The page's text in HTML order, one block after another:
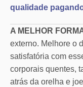
qualidade
A MELHOR
externo. Melhore o
satisfatória com
corporais quentes,
atrás da orelha e